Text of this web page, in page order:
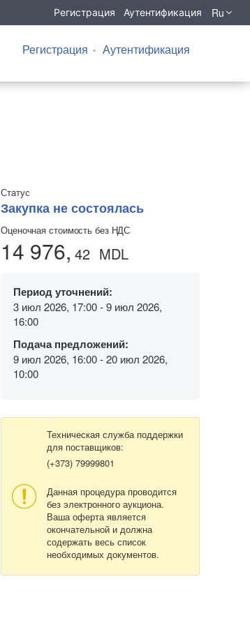
Регистрация Аутентификация Ru
Регистрация Аутентификация
Статус
Закупка не состоялась
Оценочная стоимость без НДС
14 976, 42 MDL
Период уточнений:
3 июл 2026, 17:00 - 9 июл 2026,
16:00
Подача предложений:
9 июл 2026, 16:00 - 20 июл 2026,
10:00
Техническая служба поддержки
для поставщиков:
(+373) 79999801
Данная процедура проводится
без электронного аукциона.
Ваша оферта является
окончательной и должна
содержать весь список
необходимых документов.